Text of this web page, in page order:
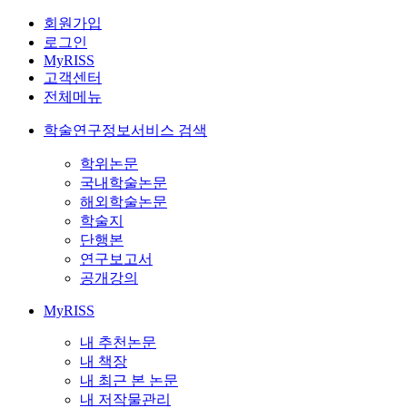
회원가입
로그인
MyRISS
고객센터
전체메뉴
학술연구정보서비스 검색
학위논문
국내학술논문
해외학술논문
학술지
단행본
연구보고서
공개강의
MyRISS
내 추천논문
내 책장
내 최근 본 논문
내 저작물관리